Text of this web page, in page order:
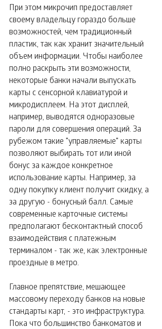
При этом микрочип предоставляет
своему владельцу гораздо больше
возможностей, чем традиционный
пластик, так как хранит значительный
объем информации. Чтобы наиболее
полно раскрыть эти возможности,
некоторые банки начали выпускать
карты с сенсорной клавиатурой и
микродисплеем. На этот дисплей,
например, выводятся одноразовые
пароли для совершения операций. За
рубежом такие "управляемые" карты
позволяют выбирать тот или иной
бонус за каждое конкретное
использование карты. Например, за
одну покупку клиент получит скидку, а
за другую - бонусный балл. Самые
современные карточные системы
предполагают бесконтактный способ
взаимодействия с платежным
терминалом - так же, как электронные
проездные в метро.
Главное препятствие, мешающее
массовому переходу банков на новые
стандарты карт, - это инфраструктура.
Пока что большинство банкоматов и